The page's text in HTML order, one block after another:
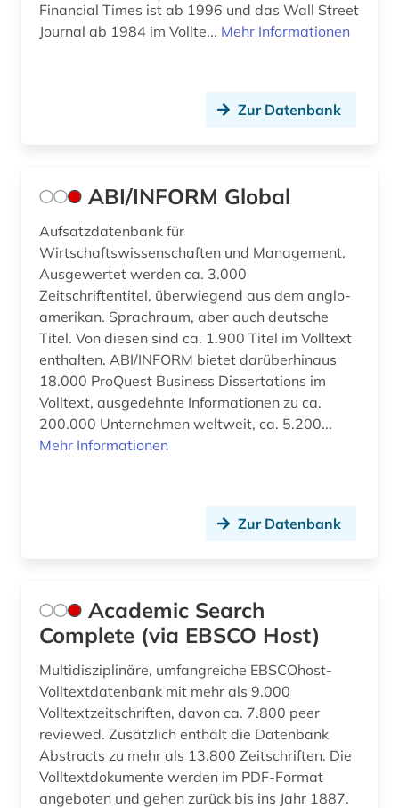
betriebswirtschaft (18)
bevölkerungsentwicklung (1)
bevölkerungsstatistik (8)
bewerbung (1)
bgvr (2)
bibliografie (22)
bibliographie (7)
bilanzdaten (1)
bilanzen (5)
bilanzrecht (13)
bilanzsteuerecht (1)
bilanzsteurrecht (1)
bildbearbeitung (2)
Financial Times ist ab 1996 und das Wall Street
Journal ab 1984 im Vollte... Mehr Informationen
Zur Datenbank
ABI/INFORM Global
Aufsatzdatenbank für
Wirtschaftswissenschaften und Management.
Ausgewertet werden ca. 3.000
Zeitschriftentitel, überwiegend aus dem anglo-
amerikan. Sprachraum, aber auch deutsche
Titel. Von diesen sind ca. 1.900 Titel im Volltext
enthalten. ABI/INFORM bietet darüberhinaus
18.000 ProQuest Business Dissertations im
Volltext, ausgedehnte Informationen zu ca.
200.000 Unternehmen weltweit, ca. 5.200...
Mehr Informationen
Zur Datenbank
Academic Search
Complete (via EBSCO Host)
Multidisziplinäre, umfangreiche EBSCOhost-
Volltextdatenbank mit mehr als 9.000
Volltextzeitschriften, davon ca. 7.800 peer
reviewed. Zusätzlich enthält die Datenbank
Abstracts zu mehr als 13.800 Zeitschriften. Die
Volltextdokumente werden im PDF-Format
angeboten und gehen zurück bis ins Jahr 1887.